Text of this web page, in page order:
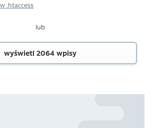
.htaccess
lub
wyświetl 2064 wpisy